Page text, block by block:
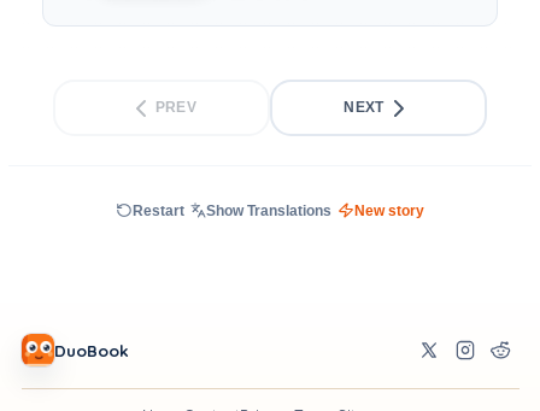
PREV NEXT
Restart Show Translations New story
DuoBook